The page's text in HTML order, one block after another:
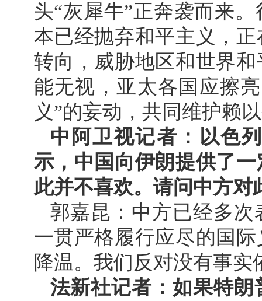
头“灰犀牛”正奔袭而来
本已经抛弃和平主义，
转向，威胁地区和世界
能无视，亚太各国应擦
义”的妄动，共同维护赖
中阿卫视记者：以色
示，中国向伊朗提供了
此并不喜欢。请问中方对
郭嘉昆：中方已经多
一贯严格履行应尽的国
降温。我们反对没有事实
法新社记者：如果特